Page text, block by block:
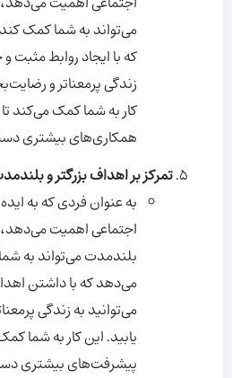
می‌تواند به شما کمک
که با ایجاد روابط مثبت
زندگی پرمعناتر و
کار به شما کمک می‌کند
همکاری‌های بیشتری
تمرکز بر اهداف بزرگتر و
به عنوان فردی که به
اجتماعی اهمیت می‌دهد،
بلندمدت می‌تواند به
می‌دهد که با داشتن
می‌توانید به زندگی
یابید. این کار به شما
پیشرفت‌های بیشتری